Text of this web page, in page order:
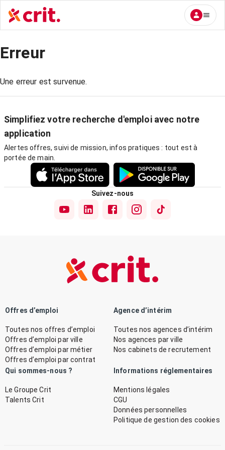
Erreur
Une erreur est survenue.
Simplifiez votre recherche d'emploi avec notre
application
Alertes offres, suivi de mission, infos pratiques : tout est à
portée de main.
Suivez-nous
Offres d’emploi
Toutes nos offres d’emploi
Offres d’emploi par ville
Offres d’emploi par métier
Offres d’emploi par contrat
Agence d’intérim
Toutes nos agences d’intérim
Nos agences par ville
Nos cabinets de recrutement
Qui sommes-nous ?
Le Groupe Crit
Talents Crit
Informations réglementaires
Mentions légales
CGU
Données personnelles
Politique de gestion des cookies